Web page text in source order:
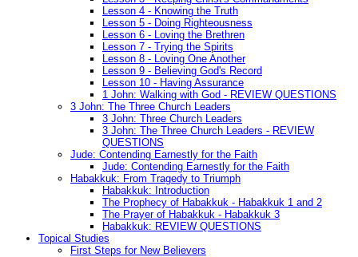
Lesson 4 - Knowing the Truth
Lesson 5 - Doing Righteousness
Lesson 6 - Loving the Brethren
Lesson 7 - Trying the Spirits
Lesson 8 - Loving One Another
Lesson 9 - Believing God's Record
Lesson 10 - Having Assurance
1 John: Walking with God - REVIEW QUESTIONS
3 John: The Three Church Leaders
3 John: Three Church Leaders
3 John: The Three Church Leaders - REVIEW
QUESTIONS
Jude: Contending Earnestly for the Faith
Jude: Contending Earnestly for the Faith
Habakkuk: From Tragedy to Triumph
Habakkuk: Introduction
The Prophecy of Habakkuk - Habakkuk 1 and 2
The Prayer of Habakkuk - Habakkuk 3
Habakkuk: REVIEW QUESTIONS
Topical Studies
First Steps for New Believers